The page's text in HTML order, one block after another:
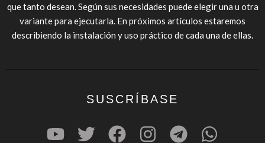
que tanto desean. Según sus necesidades puede elegir una u otra
variante para ejecutarla. En próximos artículos estaremos
describiendo la instalación y uso práctico de cada una de ellas.
SUSCRÍBASE